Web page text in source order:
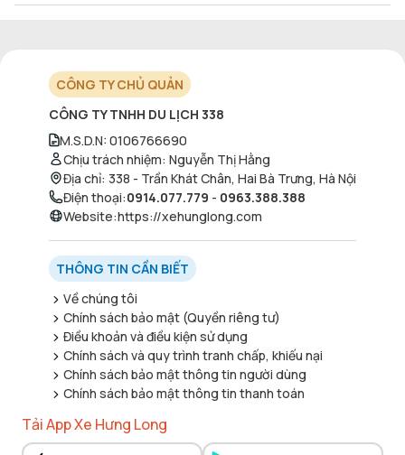
CÔNG TY CHỦ QUẢN
CÔNG TY TNHH DU LỊCH 338
M.S.D.N: 0106766690
Chịu trách nhiệm: Nguyễn Thị Hằng
Địa chỉ: 338 - Trần Khát Chân, Hai Bà Trưng, Hà Nội
Điện thoại:0914.077.779 - 0963.388.388
Website:https://xehunglong.com
THÔNG TIN CẦN BIẾT
Về chúng tôi
Chính sách bảo mật (Quyền riêng tư)
Điều khoản và điều kiện sử dụng
Chính sách và quy trình tranh chấp, khiếu nại
Chính sách bảo mật thông tin người dùng
Chính sách bảo mật thông tin thanh toán
Tải App Xe Hưng Long